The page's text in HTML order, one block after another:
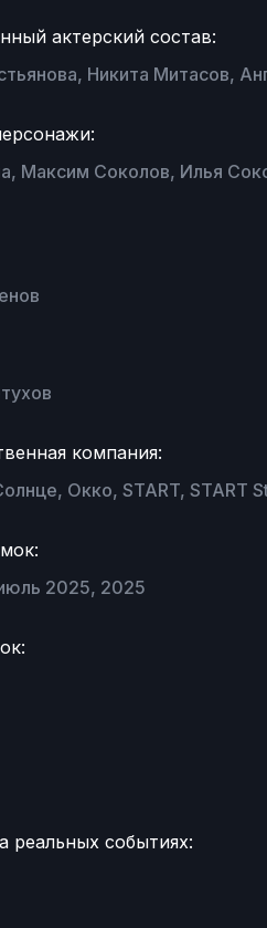
актерский состав:
Никита Митасов,
Максим Соколов, Илья
компания:
Окко, START, START
2025, 2025
реальных событиях: